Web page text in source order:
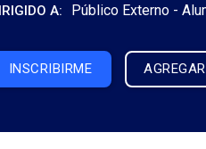
A: Público Externo -
INSCRIBIRME